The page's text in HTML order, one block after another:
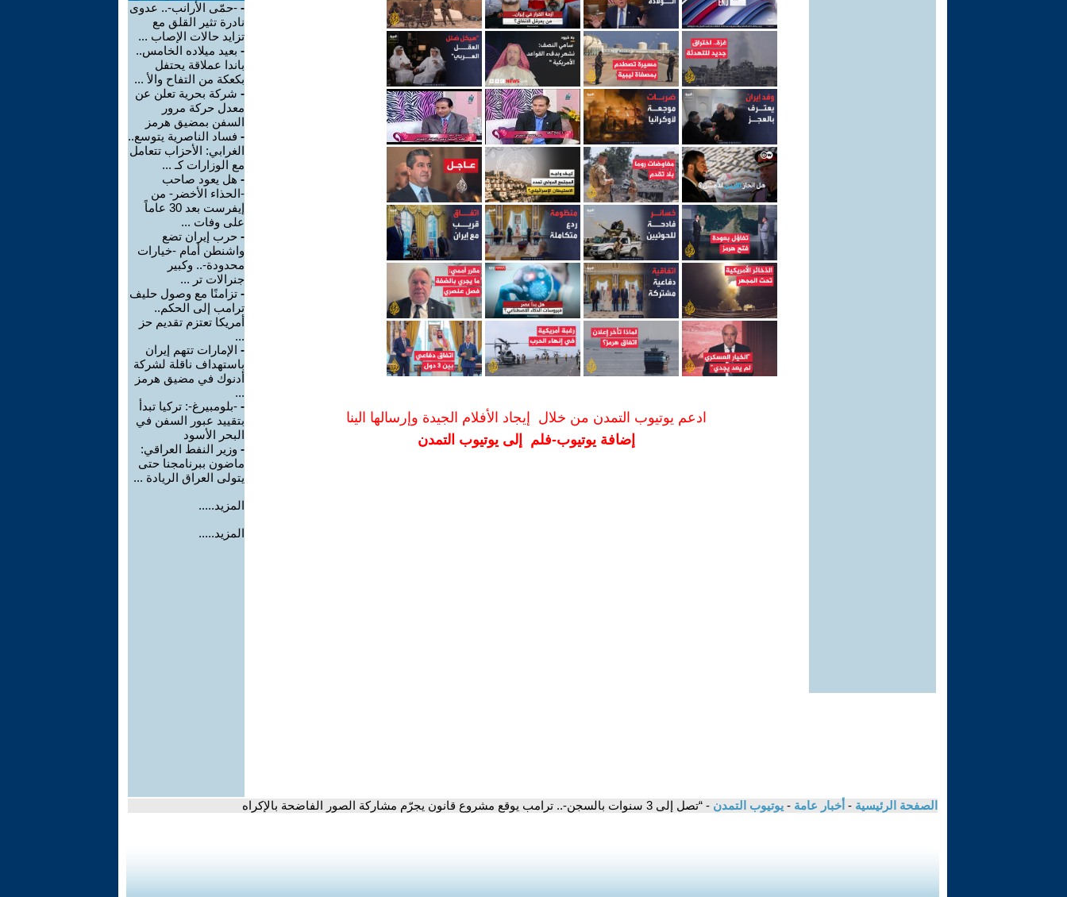
ادعم يوتيوب التمدن من خلال إيجاد الأفلام الجيدة وإرسالها الينا
إضافة يوتيوب-فلم إلى يوتيوب التمدن
- -حمّى الأرانب-.. عدوى
نادرة تثير القلق مع
تزايد حالات الإصاب ...
- بعيد ميلاده الخامس..
باندا عملاقة يحتفل
بكعكة من التفاح والأ ...
- شركة بحرية تعلن عن
معدل حركة مرور
السفن بمضيق هرمز
- فساد الناصرية يتوسع..
الغرابي: الأحزاب تتعامل
مع الوزارات كـ ...
- هل يعود صاحب
-الحذاء الأخضر- من
إيفرست بعد 30 عاماً
على وفات ...
- حرب إيران تضع
واشنطن أمام -خيارات
محدودة-.. وكبير
جنرالات تر ...
- تزامنًا مع وصول حليف
ترامب إلى الحكم..
أمريكا تعتزم تقديم حز
...
- الإمارات تتهم إيران
باستهداف ناقلة لشركة
أدنوك في مضيق هرمز
...
- -بلومبيرغ-: تركيا تبدأ
بتقييد عبور السفن في
البحر الأسود
- وزير النفط العراقي:
ماضون ببرنامجنا حتى
يتولى العراق الريادة ...
المزيد.....
المزيد.....
الصفحة الرئيسية - أخبار عامة - يوتيوب التمدن - “تصل إلى 3 سنوات بالسجن-.. ترامب يوقع مشروع قانون يجرّم مشاركة الصور الفاضحة بالإكراه